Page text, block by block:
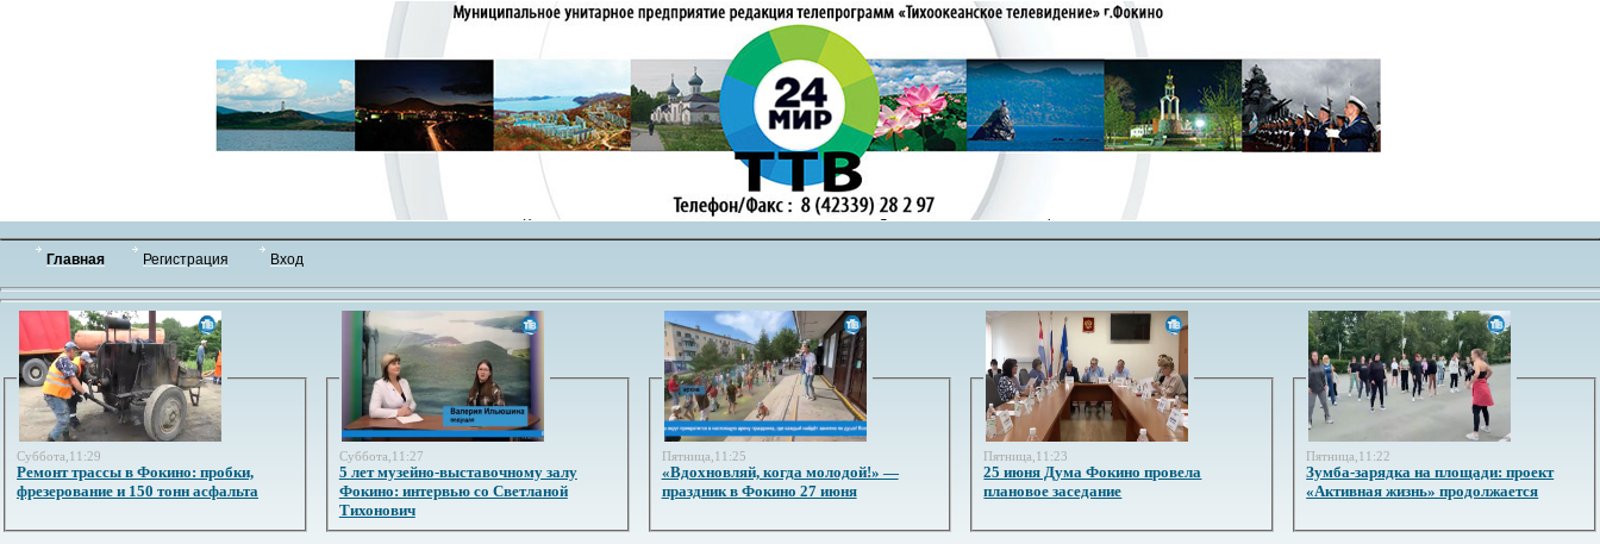
Главная Регистрация Вход
Суббота,11:29
Ремонт трассы в Фокино: пробки,
фрезерование и 150 тонн асфальта
Суббота,11:27
5 лет музейно-выставочному залу
Фокино: интервью со Светланой
Тихонович
Пятница,11:25
«Вдохновляй, когда молодой!» —
праздник в Фокино 27 июня
Пятница,11:23
25 июня Дума Фокино провела
плановое заседание
Пятница,11:22
Зумба-зарядка на площади: проект
«Активная жизнь» продолжается